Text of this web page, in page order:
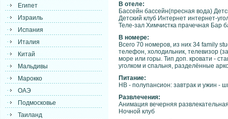
Египет
Израиль
Испания
Италия
Китай
Мальдивы
Марокко
ОАЭ
Подмосковье
Таиланд
В отеле:
Бассейн бассейн(пресная вода)
Детский клуб Интернет интернет-
Теле-зал Химчистка прачечная Бар
В номере:
Всего 70 номеров, из них 34 family
телефон, холодильник, телевизор
море или горы. Тип доп. кровати -
уголком и спальня, разделённые
Питание:
HB - полупансион: завтрак и ужин -
Развлечения:
Анимация вечерняя
Ночной клуб